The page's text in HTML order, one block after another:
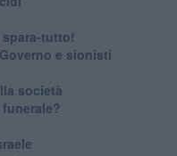
spara-tutto!
e sionisti
società